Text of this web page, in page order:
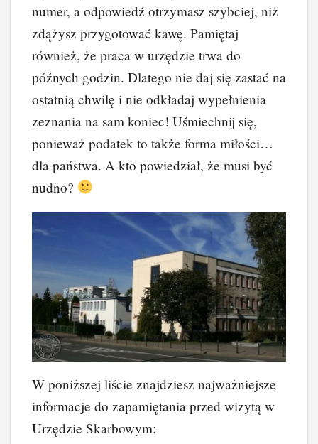
numer, a odpowiedź otrzymasz szybciej, niż
zdążysz przygotować kawę. Pamiętaj
również, że praca w urzędzie trwa do
późnych godzin. Dlatego nie daj się zastać na
ostatnią chwilę i nie odkładaj wypełnienia
zeznania na sam koniec! Uśmiechnij się,
ponieważ podatek to także forma miłości…
dla państwa. A kto powiedział, że musi być
nudno?
W poniższej liście znajdziesz najważniejsze
informacje do zapamiętania przed wizytą w
Urzędzie Skarbowym: